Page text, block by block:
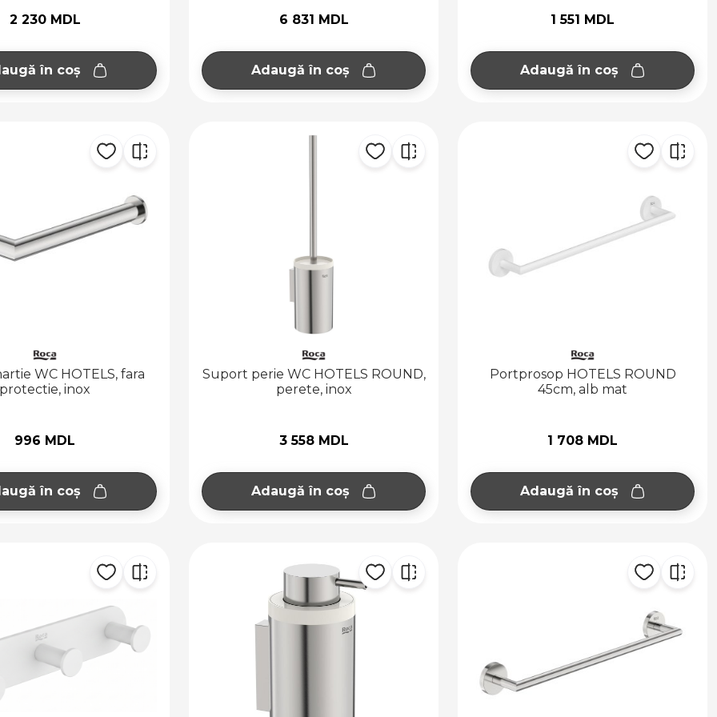
2 230 MDL
în coș
6 831 MDL
Adaugă în coș
1 551 MDL
Adaugă în coș
WC HOTELS, fara
protectie, inox
996 MDL
în coș
Suport perie WC HOTELS ROUND,
perete, inox
3 558 MDL
Adaugă în coș
Portprosop HOTELS ROUND
45cm, alb mat
1 708 MDL
Adaugă în coș